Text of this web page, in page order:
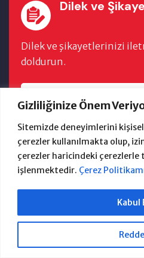
Gizliliğinize Önem
Sitemizde deneyimlerini
çerezler kullanılmakta olup,
çerezler haricindeki çerezlerle
işlenmektedir. Çerez
Kabul
Dilek ve
Dilek ve şikayetlerinizi
doldurun.
2024 Güzelbahçe
E-
İletişim